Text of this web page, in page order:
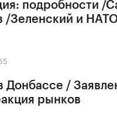
подробности /
/Зеленский и
Донбассе /
рынков